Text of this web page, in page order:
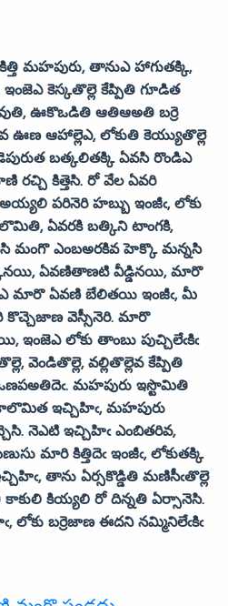
మహపురు, తానుఎ హాగుతక్కి,
ఇంజెఎ కెస్కతొల్లె కేప్పితి గూడిత
ఊకొఒడితి ఆతిఆఅతి బర్రె
ఆహాల్లెఎ, లోకుతి కెయ్యుతొల్లె
బత్కలితక్కి ఏవసి రొండిఎ
రచ్చి కిత్తెసి. రో వేల ఏవరి
పరినెరి హబ్బు ఇంజీఁ, లోకు
ఏవరకి బత్కిని టాంగకి,
మంగొ ఎంబఅరకివ హెక్కొ మన్నసి
ఏవణితాణటి వీడ్డినయి, మారొ
మారొ ఏవణి బేలితయి ఇంజీఁ, మీ
కొచ్చెజాణ వెస్సీనెరి. మారొ
లోకు తాంబు పుచ్చిలేఁకిఁ
వెండితొల్లె, వల్లితొల్లెవ కేప్పితి
మహపురు ఇస్టొమితి
ఇచ్చిహిఁ, మహపురు
నెఎటి ఇచ్చిహిఁ ఎంబితరివ,
మారి కిత్తిదెఁ ఇంజీఁ, లోకుతక్కి
తాను ఏర్సకొడ్డితి మణిసీఁతొల్లె
కియ్యలి రో దిన్నతి ఏర్సానెసి.
లోకు బర్రెజాణ ఈదని నమ్మినిలేఁకిఁ